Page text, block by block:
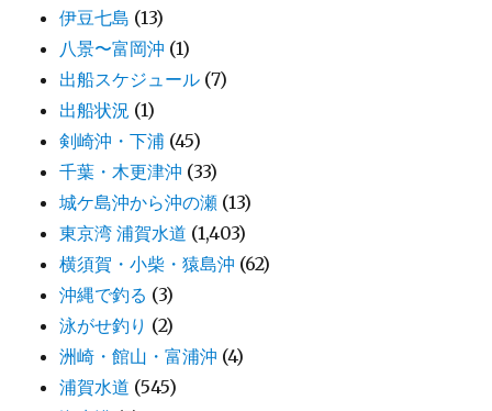
伊豆七島 (13)
八景〜富岡沖 (1)
出船スケジュール (7)
出船状況 (1)
剣崎沖・下浦 (45)
千葉・木更津沖 (33)
城ケ島沖から沖の瀬 (13)
東京湾 浦賀水道 (1,403)
横須賀・小柴・猿島沖 (62)
沖縄で釣る (3)
泳がせ釣り (2)
洲崎・館山・富浦沖 (4)
浦賀水道 (545)